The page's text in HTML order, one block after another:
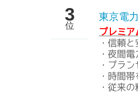
3
位
東京電
プレミ
・信頼
・夜間
・プラ
・時間
・従来